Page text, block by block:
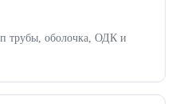
трубы, оболочка, ОДК и